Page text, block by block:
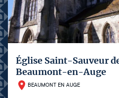
Église Saint-Sauveur
Beaumont-en-Auge
BEAUMONT EN AUGE